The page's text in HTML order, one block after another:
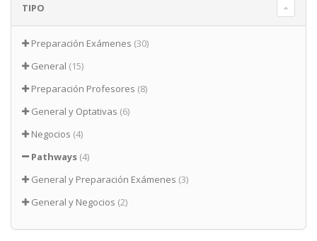
TIPO
Preparación Exámenes (30)
General (15)
Preparación Profesores (8)
General y Optativas (6)
Negocios (4)
Pathways (4)
General y Preparación Exámenes (3)
General y Negocios (2)